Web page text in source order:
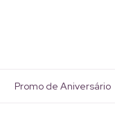
Promo de Aniversário